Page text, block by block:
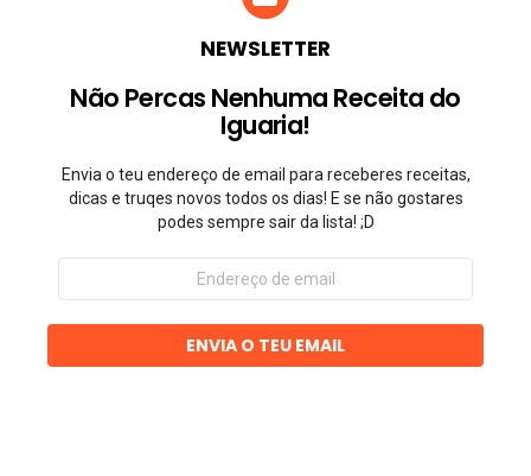
NEWSLETTER
Não Percas Nenhuma Receita do
Iguaria!
Envia o teu endereço de email para receberes receitas,
dicas e truqes novos todos os dias! E se não gostares
podes sempre sair da lista! ;D
Endereço
email
ENVIA O TEU EMAIL